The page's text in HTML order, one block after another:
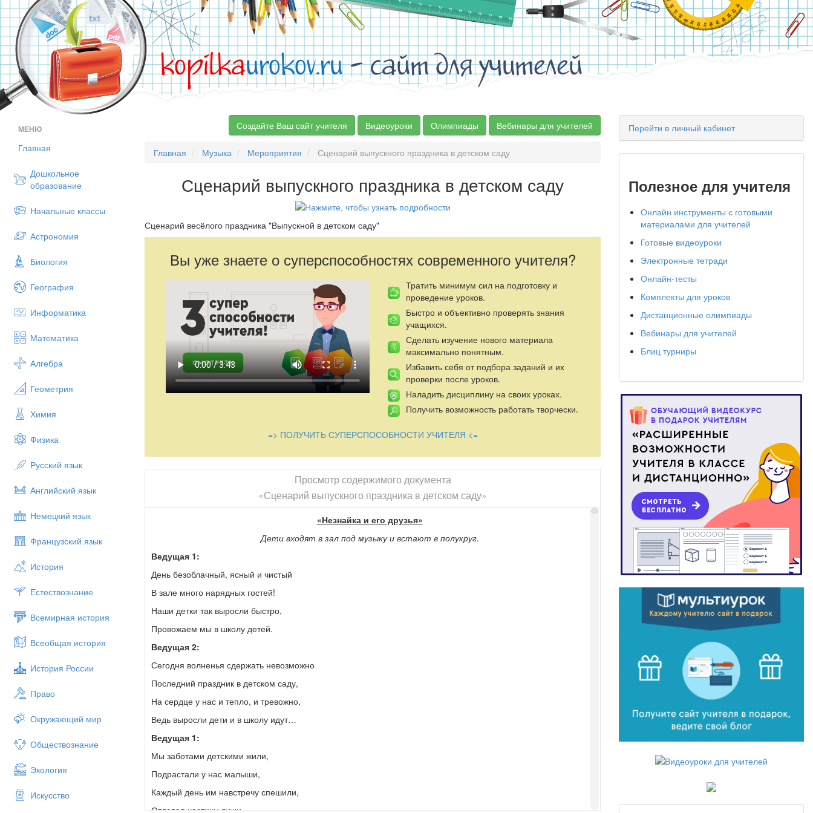
kopilkaurokov.ru- сайт для учителей
МЕНЮ
Главная
Дошкольное
образование
Начальные классы
Астрономия
Биология
География
Информатика
Математика
Алгебра
Геометрия
Химия
Физика
Русский язык
Английский язык
Немецкий язык
Французский язык
История
Естествознание
Всемирная история
Всеобщая история
История России
Право
Окружающий мир
Обществознание
Экология
Искусство
Создайте Ваш сайт учителя Видеоуроки Олимпиады Вебинары для учителей
Главная Музыка Мероприятия Сценарий выпускного праздника в детском саду
Сценарий выпускного праздника в детском саду
Сценарий весёлого праздника "Выпускной в детском саду"
Вы уже знаете о суперспособностях современного учителя?
Тратить минимум сил на подготовку и
проведение уроков.
Быстро и объективно проверять знания
учащихся.
Сделать изучение нового материала
максимально понятным.
Избавить себя от подбора заданий и их
проверки после уроков.
Наладить дисциплину на своих уроках.
Получить возможность работать творчески.
=> ПОЛУЧИТЬ СУПЕРСПОСОБНОСТИ УЧИТЕЛЯ <=
Просмотр содержимого документа
«Сценарий выпускного праздника в детском саду»
«Незнайка и его друзья»
Дети входят в зал под музыку и встают в полукруг.
Ведущая 1:
День безоблачный, ясный и чистый
В зале много нарядных гостей!
Наши детки так выросли быстро,
Провожаем мы в школу детей.
Ведущая 2:
Сегодня волненья сдержать невозможно
Последний праздник в детском саду,
На сердце у нас и тепло, и тревожно,
Ведь выросли дети и в школу идут…
Ведущая 1:
Мы заботами детскими жили,
Подрастали у нас малыши,
Каждый день им навстречу спешили,
Отдавая частицу души.
Перейти в личный кабинет
Полезное для учителя
Онлайн инструменты с готовыми
материалами для учителей
Готовые видеоуроки
Электронные тетради
Онлайн-тесты
Комплекты для уроков
Дистанционные олимпиады
Вебинары для учителей
Блиц турниры